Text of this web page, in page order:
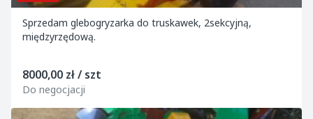
Sprzedam glebogryzarka do truskawek, 2sekcyjną,
międzyrzędową.
8000,00 zł / szt
Do negocjacji